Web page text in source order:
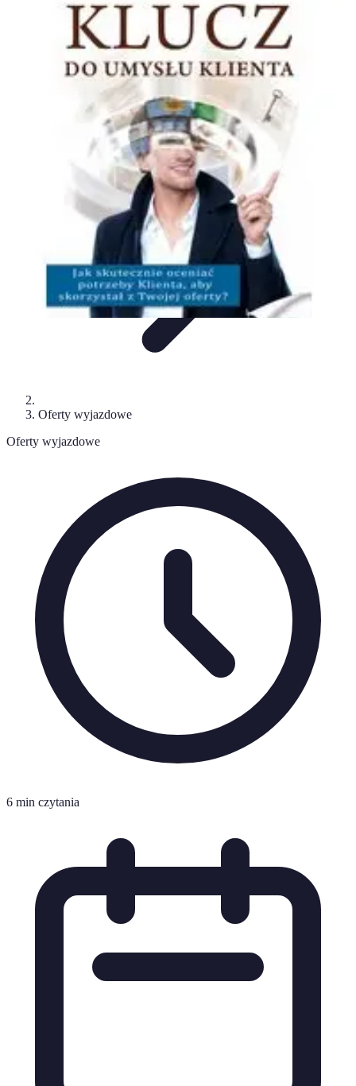
Oferty Wyjazdowe
Zdrowe wakacjeRodzinne Wakacje Aktywne WakacjeRodzinne
Wakacyjne Kierunki
Oferty Wyjazdowe
Oferty wyjazdowe
Oferty wyjazdowe
6 min czytania